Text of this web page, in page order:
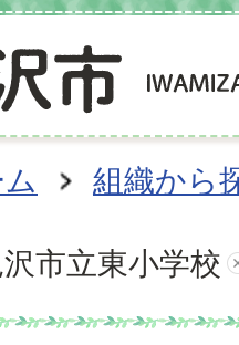
組織から
市立東小学校